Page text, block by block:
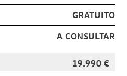
GRATUITO
A CONSULTAR
19.990 €